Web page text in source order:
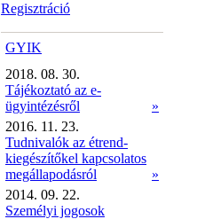
Regisztráció
GYIK
2018. 08. 30.
Tájékoztató az e-
ügyintézésről
»
2016. 11. 23.
Tudnivalók az étrend-
kiegészítőkel kapcsolatos
megállapodásról
»
2014. 09. 22.
Személyi jogosok